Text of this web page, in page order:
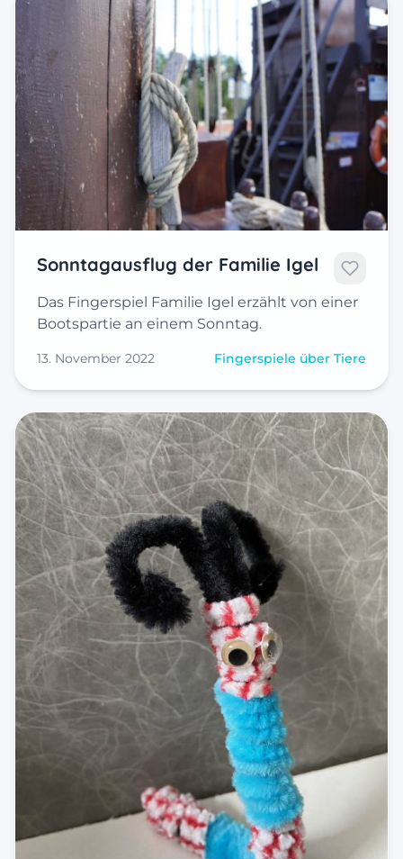
Sonntagausflug der Familie Igel
Das Fingerspiel Familie Igel erzählt von einer
Bootspartie an einem Sonntag.
13. November 2022 Fingerspiele über Tiere